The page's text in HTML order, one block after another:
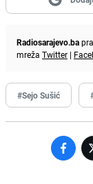
Radiosarajevo.ba
mreža Twitter |
#Sejo Sušić